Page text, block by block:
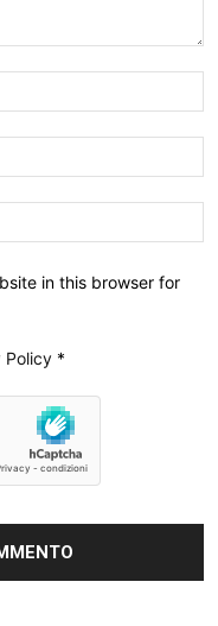
in this browser for
Policy *